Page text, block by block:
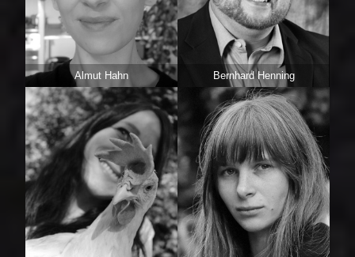
Almut Hahn Bernhard Henning